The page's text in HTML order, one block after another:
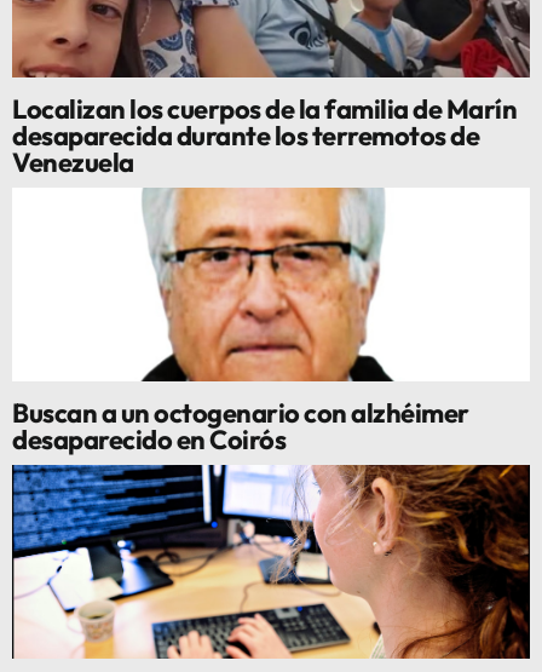
Localizan los cuerpos de la familia de Marín
desaparecida durante los terremotos de
Venezuela
Buscan a un octogenario con alzhéimer
desaparecido en Coirós